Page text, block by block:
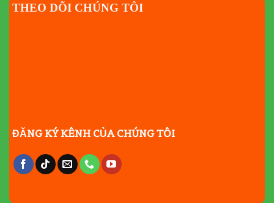
THEO DÕI CHÚNG TÔI
ĐĂNG KÝ KÊNH CỦA CHÚNG TÔI